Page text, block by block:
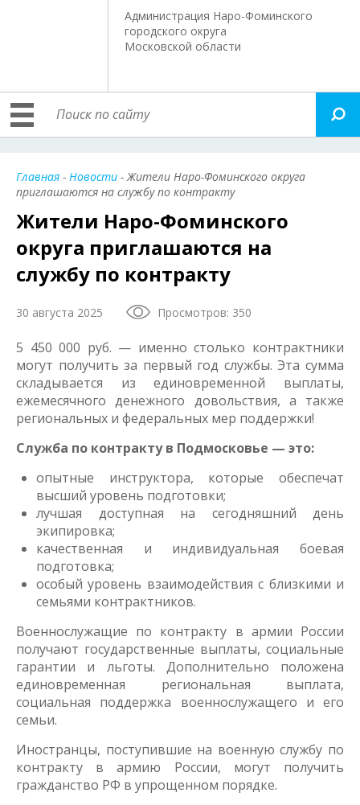
Администрация Наро-Фоминского
городского округа
Московской области
Главная - Новости - Жители Наро-Фоминского округа
приглашаются на службу по контракту
Жители Наро-Фоминского
округа приглашаются на
службу по контракту
30 августа 2025 Просмотров: 350
5 450 000 руб. — именно столько контрактники
могут получить за первый год службы. Эта сумма
складывается из единовременной выплаты,
ежемесячного денежного довольствия, а также
региональных и федеральных мер поддержки!
Служба по контракту в Подмосковье — это:
опытные инструктора, которые обеспечат
высший уровень подготовки;
лучшая доступная на сегодняшний день
экипировка;
качественная и индивидуальная боевая
подготовка;
особый уровень взаимодействия с близкими и
семьями контрактников.
Военнослужащие по контракту в армии России
получают государственные выплаты, социальные
гарантии и льготы. Дополнительно положена
единовременная региональная выплата,
социальная поддержка военнослужащего и его
семьи.
Иностранцы, поступившие на военную службу по
контракту в армию России, могут получить
гражданство РФ в упрощенном порядке.